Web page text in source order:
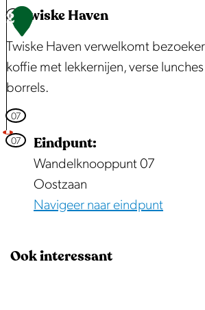
e
t
T
w
i
s
k
e
|
w
i
s
k
e
2 Twiske Haven
Twiske Haven verwelkomt
koffie met lekkernijen, verse
borrels.
T
w
a
07
07 Eindpunt:
Wandelknooppunt 07
Oostzaan
Navigeer naar eindpunt
Ook interessant